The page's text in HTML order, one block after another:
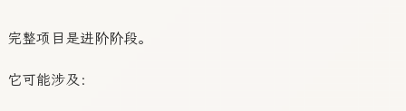
完整项目是进阶阶段。
它可能涉及：